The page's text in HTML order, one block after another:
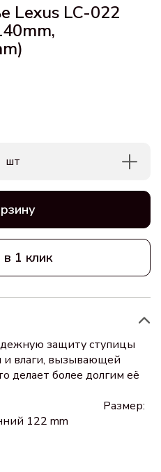
Lexus LC-022
шт
1 клик
защиту ступицы
и влаги, вызывающей
делает более долгим её
122 mm